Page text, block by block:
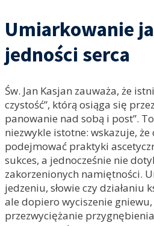
Umiarkowanie
jedności serca
Św. Jan Kasjan zauważa, że
czystość”, którą osiąga się
panowanie nad sobą i post”.
niezwykle istotne: wskazuje, że
podejmować praktyki
sukces, a jednocześnie nie
zakorzenionych namiętności.
jedzeniu, słowie czy działaniu
ale dopiero wyciszenie
przezwyciężanie